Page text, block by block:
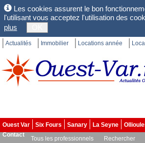
Les cookies assurent le bon
l'utilisant vous acceptez l'utilisation des
plus
Actualités Immobilier Locations année
Ouest Var Six Fours Sanary La Seyne
Contact
Tous les professionnels Rechercher